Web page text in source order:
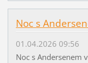
Noc s
01.04.2026 09:56
Noc s Andersenem